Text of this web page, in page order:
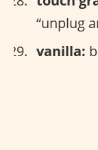
“unplug
vanilla: